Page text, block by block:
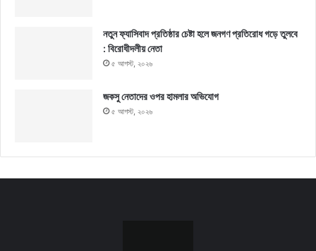
নতুন ফ্যাসিবাদ প্রতিষ্ঠার চেষ্টা হলে জনগণ প্রতিরোধ গড়ে তুলবে
: বিরোধীদলীয় নেতা
৫ আগস্ট, ২০২৬
জকসু নেতাদের ওপর হামলার অভিযোগ
৫ আগস্ট, ২০২৬